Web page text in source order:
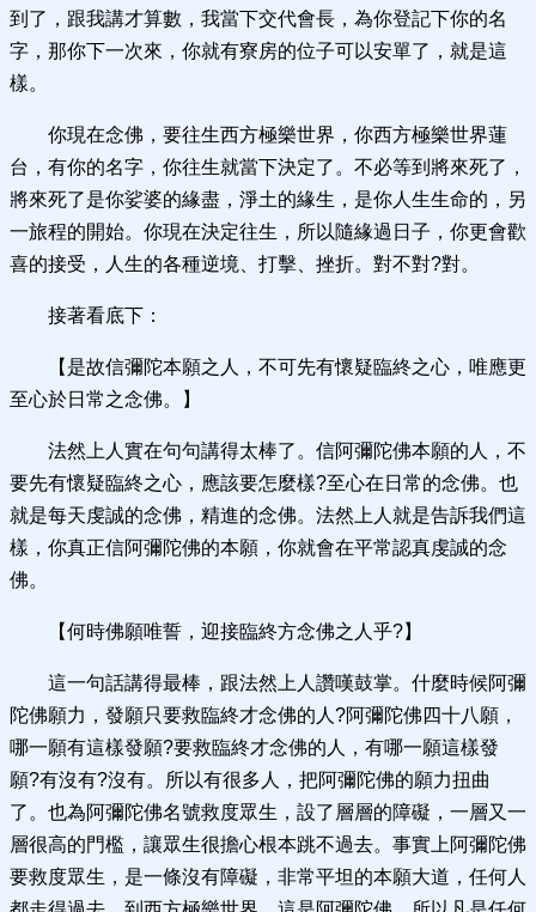
到了，跟我講才算數，我當下交代會長，為你登記下你的名
字，那你下一次來，你就有寮房的位子可以安單了，就是這
樣。
你現在念佛，要往生西方極樂世界，你西方極樂世界蓮
台，有你的名字，你往生就當下決定了。不必等到將來死了，
將來死了是你娑婆的緣盡，淨土的緣生，是你人生生命的，另
一旅程的開始。你現在決定往生，所以隨緣過日子，你更會歡
喜的接受，人生的各種逆境、打擊、挫折。對不對?對。
接著看底下：
【是故信彌陀本願之人，不可先有懷疑臨終之心，唯應更
至心於日常之念佛。】
法然上人實在句句講得太棒了。信阿彌陀佛本願的人，不
要先有懷疑臨終之心，應該要怎麼樣?至心在日常的念佛。也
就是每天虔誠的念佛，精進的念佛。法然上人就是告訴我們這
樣，你真正信阿彌陀佛的本願，你就會在平常認真虔誠的念
佛。
【何時佛願唯誓，迎接臨終方念佛之人乎?】
這一句話講得最棒，跟法然上人讚嘆鼓掌。什麼時候阿彌
陀佛願力，發願只要救臨終才念佛的人?阿彌陀佛四十八願，
哪一願有這樣發願?要救臨終才念佛的人，有哪一願這樣發
願?有沒有?沒有。所以有很多人，把阿彌陀佛的願力扭曲
了。也為阿彌陀佛名號救度眾生，設了層層的障礙，一層又一
層很高的門檻，讓眾生很擔心根本跳不過去。事實上阿彌陀佛
要救度眾生，是一條沒有障礙，非常平坦的本願大道，任何人